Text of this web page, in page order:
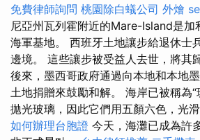
免費律師詢問 桃園除白蟻公司 外燴
尼亞州瓦列霍附近的Mare-Island是加
海軍基地。 西班牙土地讓步給退休士
邊境。 這些讓步被受益人去世，將其
後來，墨西哥政府通過向本地和本地
土地捐贈來鼓勵和解。 海岸已被稱為
拋光玻璃，因此它們用五顏六色，光滑
如何辦理台胞證 今天，海灘已成為許